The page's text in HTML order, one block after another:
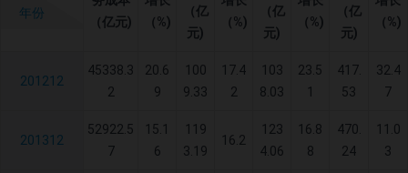
年份
（亿元)
（%)
（亿
元)
（%)
（亿
元)
（%)
（亿
元)
（%)
201212
45338.3
2
20.6
9
100
9.33
17.4
2
103
8.03
23.5
1
417.
53
32.4
7
201312
52922.5
7
15.1
6
119
3.19
16.2
123
4.06
16.8
8
470.
24
11.0
3